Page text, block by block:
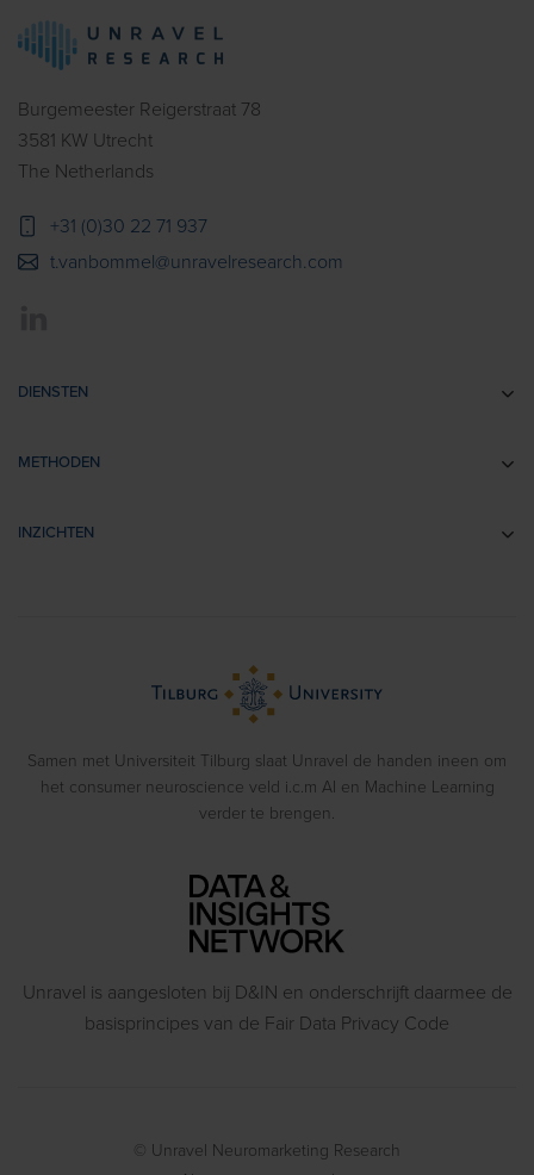
Burgemeester Reigerstraat 78
3581 KW Utrecht
The Netherlands
+31 (0)30 22 71 937
t.vanbommel@unravelresearch.com
DIENSTEN
Retail- & Shopperonderzoek
METHODEN
INZICHTEN
Samen met Universiteit Tilburg slaat Unravel de handen ineen om
het consumer neuroscience veld i.c.m AI en Machine Learning
verder te brengen.
Unravel is aangesloten bij D&IN en onderschrijft daarmee de
basisprincipes van de Fair Data Privacy Code
© Unravel Neuromarketing Research